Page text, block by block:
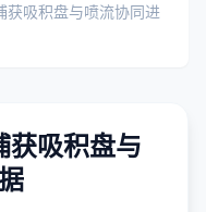
获吸积盘与喷流协同进
获吸积盘与